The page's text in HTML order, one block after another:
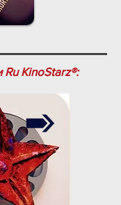
Ru KinoStarz®: